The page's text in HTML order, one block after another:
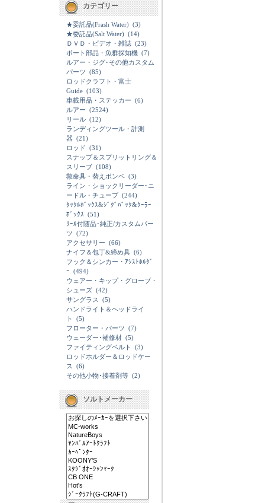
カテゴリー
★委託品(Frash Water) (3)
★委託品(Salt Water) (14)
ＤＶＤ・ビデオ・雑誌 (23)
ボート部品・魚群探知機 (7)
ルアー・ジグ･その他カスタム
パーツ (85)
ロッドクラフト・富士
Guide (103)
車載用品・ステッカー (6)
ルアー (2524)
リール (12)
ランディングツール・計測
器 (21)
ロッド (31)
スナップ＆スプリットリング＆
スリーブ (108)
救命具・替えボンベ (3)
ライン・ショックリーダー･ニ
ードル・チューブ (244)
ﾀｯｸﾙﾎﾞｯｸｽ&ｼﾞｸﾞﾊﾞｯｸ&ｸｰﾗｰ
ﾎﾞｯｸｽ (51)
ﾘｰﾙ付随品･純正/カスタムパー
ツ (72)
アクセサリー (66)
ナイフ＆包丁&締め具 (6)
フック＆シンカー・ｱｼｽﾄﾎﾙﾀﾞ
ｰ (494)
ウェアー・キップ・グローブ・
シューズ (42)
サングラス
(5)
ハンドライト＆ヘッドライ
ト
(5)
フローター・パーツ (7)
ウェーダー･補修材 (5)
ファイティングベルト
(3)
ロッドホルダー＆ロッドケー
ス
(6)
その他小物･接着剤等 (2)
ソルトメーカー